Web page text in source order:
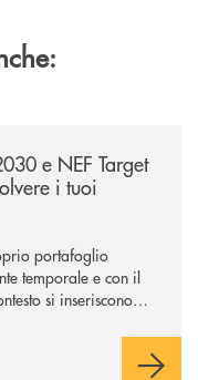
e NEF Target
i tuoi
portafoglio
temporale e con il
si inseriscono
per accompagnare